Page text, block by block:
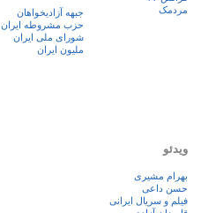
مردمک
جبهه آزادیخواهان
حزب مشروطه ایران
شورای ملی ایران
ملیون ایران
ویدئو
بهرام مشیری
حسن داعی
فيلم و سريال ايرانی